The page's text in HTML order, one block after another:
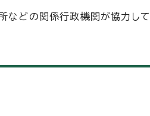
などの関係行政機関が協力し